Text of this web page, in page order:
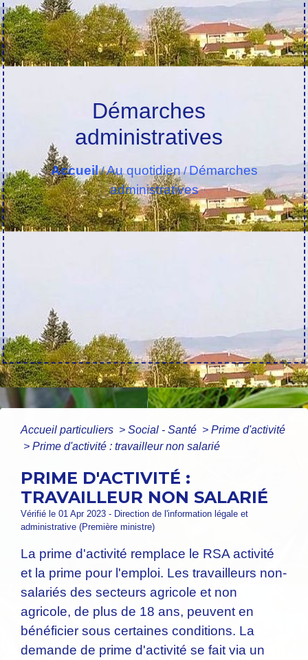
Démarches
administratives
Accueil/Au quotidien/Démarches
administratives
Accueil particuliers > Social - Santé > Prime d'activité
> Prime d'activité : travailleur non salarié
PRIME D'ACTIVITÉ :
TRAVAILLEUR NON SALARIÉ
Vérifié le 01 Apr 2023 - Direction de l'information légale et
administrative (Première ministre)
La prime d'activité remplace le RSA activité
et la prime pour l'emploi. Les travailleurs non-
salariés des secteurs agricole et non
agricole, de plus de 18 ans, peuvent en
bénéficier sous certaines conditions. La
demande de prime d'activité se fait via un